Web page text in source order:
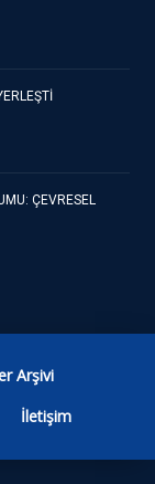
ÇEVRESEL
Arşivi
İletişim